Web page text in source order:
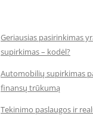
Geriausias pasirinkimas
supirkimas – kodėl?
Automobilių supirkimas
finansų trūkumą
Tekinimo paslaugos ir